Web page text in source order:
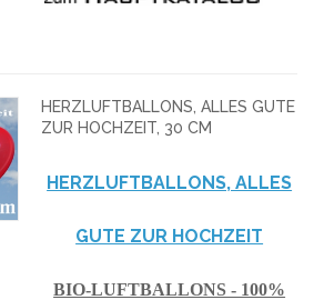
HERZLUFTBALLONS, ALLES GUTE
ZUR HOCHZEIT, 30 CM
HERZLUFTBALLONS, ALLES
GUTE ZUR HOCHZEIT
BIO-LUFTBALLONS - 100%